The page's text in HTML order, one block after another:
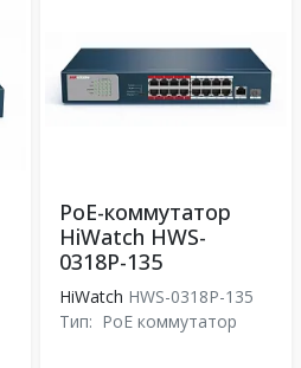
PoE-коммутатор
HiWatch HWS-
0318P-135
HiWatch HWS-0318P-135
Тип: PoE коммутатор